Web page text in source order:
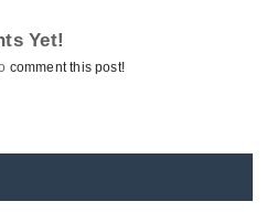
Yet!
comment this post!